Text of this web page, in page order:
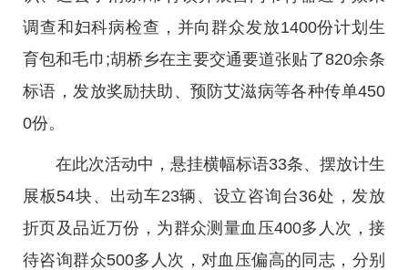
调查和妇科病检查，并向群众发放1400份计划生
育包和毛巾;胡桥乡在主要交通要道张贴了820余条
标语，发放奖励扶助、预防艾滋病等各种传单450
0份。
在此次活动中，悬挂横幅标语33条、摆放计生
展板54块、出动车23辆、设立咨询台36处，发放
折页及品近万份，为群众测量血压400多人次，接
待咨询群众500多人次，对血压偏高的同志，分别